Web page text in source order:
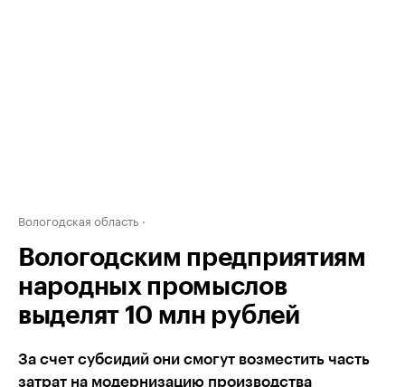
Вологодская область
Вологодским предприятиям
народных промыслов
выделят 10 млн рублей
За счет субсидий они смогут возместить часть
затрат на модернизацию производства